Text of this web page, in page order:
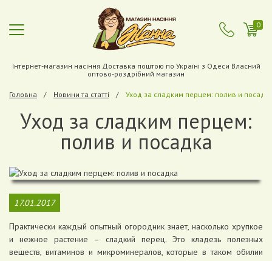
0
Інтернет-магазин насіння Доставка поштою по Україні з Одеси Власний
оптово-роздрібний магазин
Головна Новини та статті Уход за сладким перцем: полив и
Уход за сладким перцем:
полив и посадка
17.01.2017
Практически каждый опытный огородник знает, насколько хрупкое
и нежное растение – сладкий перец. Это кладезь полезных
веществ, витаминов и микроминералов, которые в таком обилии